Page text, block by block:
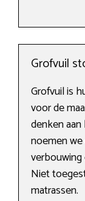
Grofvuil
Grofvuil is
voor de
denken
noemen
Niet
matrassen.